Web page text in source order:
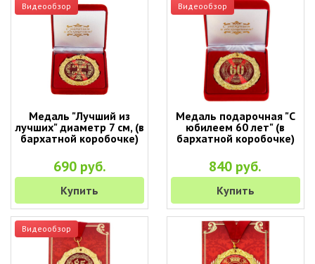
Видеообзор
Медаль "Лучший из
лучших" диаметр 7 см, (в
бархатной коробочке)
690 руб.
Купить
Видеообзор
Медаль подарочная "С
юбилеем 60 лет" (в
бархатной коробочке)
840 руб.
Купить
Видеообзор